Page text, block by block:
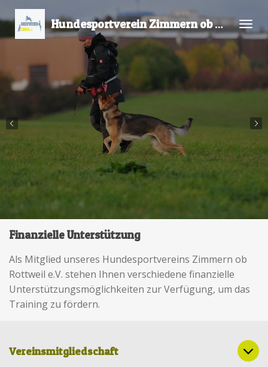
Hauptinhalt
Hundesportverein Zimmern ob Rottweil e
Finanzielle Unterstützung
Als Mitglied unseres Hundesportvereins Zimmern ob
Rottweil e.V. stehen Ihnen verschiedene finanzielle
Unterstützungsmöglichkeiten zur Verfügung, um das
Training zu fördern.
Vereinsmitgliedschaft